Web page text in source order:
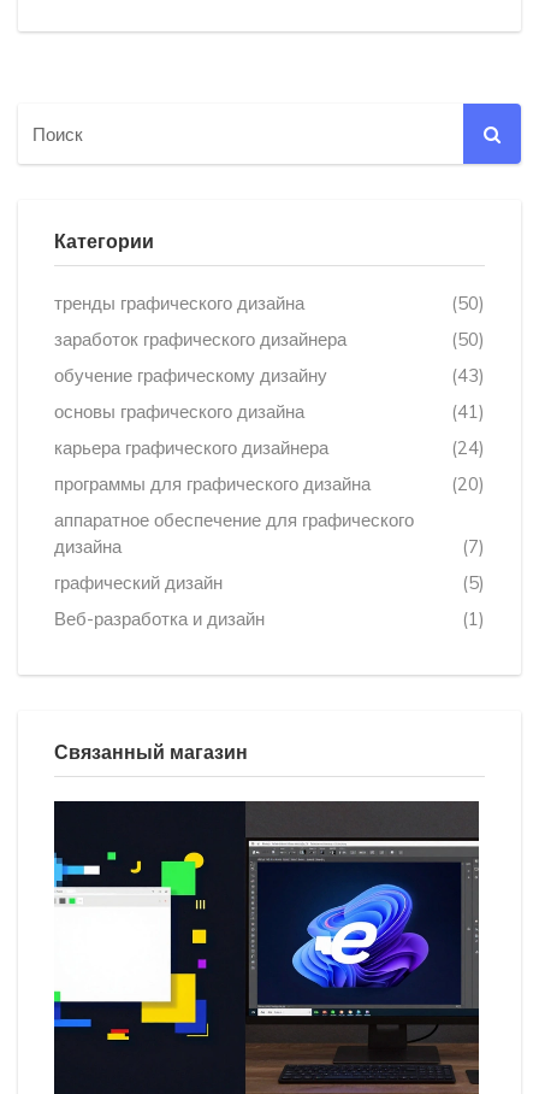
Категории
тренды графического дизайна
(50)
заработок графического дизайнера
(50)
обучение графическому дизайну
(43)
основы графического дизайна
(41)
карьера графического дизайнера
(24)
программы для графического дизайна
(20)
аппаратное обеспечение для графического
дизайна
(7)
графический дизайн
(5)
Веб-разработка и дизайн
(1)
Связанный магазин